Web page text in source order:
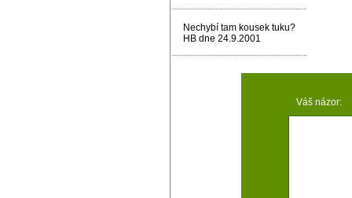
Nechybí tam kousek tuku?
HB dne 24.9.2001
Váš názor: